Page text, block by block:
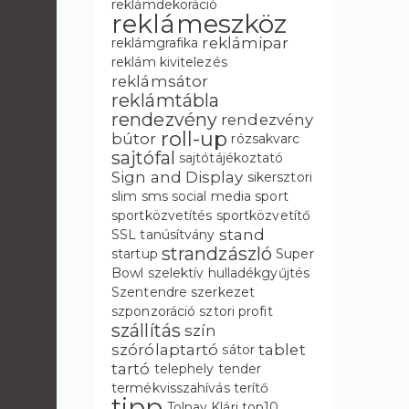
reklámdekoráció
reklámeszköz
reklámgrafika reklámipar
reklám kivitelezés
reklámsátor
reklámtábla
rendezvény rendezvény
bútor roll-up rózsakvarc
sajtófal sajtótájékoztató
Sign and Display sikersztori
slim sms social media sport
sportközvetítés sportközvetítő
SSL tanúsítvány stand
startup strandzászló Super
Bowl szelektív hulladékgyűjtés
Szentendre szerkezet
szponzoráció sztori profit
szállítás szín
szórólaptartó sátor tablet
tartó telephely tender
termékvisszahívás terítő